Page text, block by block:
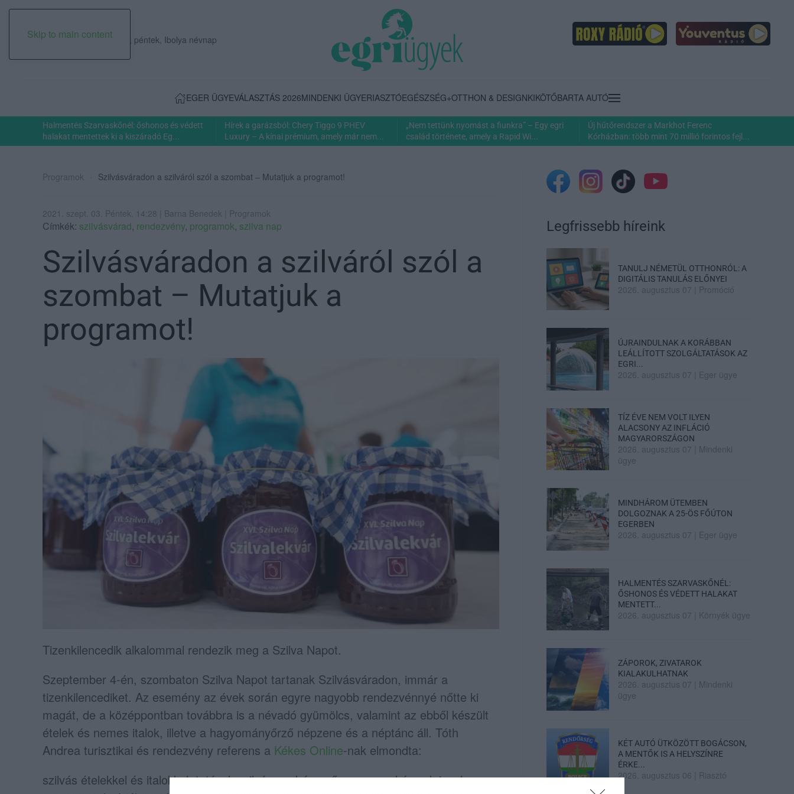
Skip to main content
2026. augusztus 07., péntek, Ibolya névnap
EGER ÜGYEVÁLASZTÁS 2026MINDENKI ÜGYERIASZTÓEGÉSZSÉG+OTTHON & DESIGNKIKÖTŐBARTA AUTÓ
Halmentés Szarvaskőnél: őshonos és védett
halakat mentettek ki a kiszáradó Eg...
Hírek a garázsból: Chery Tiggo 9 PHEV
Luxury – A kínai prémium, amely már nem...
„Nem tettünk nyomást a fiunkra” – Egy egri
család története, amely a Rapid Wi...
Új hűtőrendszer a Markhot Ferenc
Kórházban: több mint 70 millió forintos fejl...
Programok Szilvásváradon a szilváról szól a szombat – Mutatjuk a programot!
2021. szept. 03. Péntek, 14:28 | Barna Benedek | Programok
Címkék: szilvásvárad, rendezvény, programok, szilva nap
Szilvásváradon a szilváról szól a
szombat – Mutatjuk a
programot!
Tizenkilencedik alkalommal rendezik meg a Szilva Napot.
Szeptember 4-én, szombaton Szilva Napot tartanak Szilvásváradon, immár a
tizenkilencediket. Az esemény az évek során egyre nagyobb rendezvénnyé nőtte ki
magát, de a középpontban továbbra is a névadó gyümölcs, valamint az ebből készült
ételek és nemes italok, illetve a hagyományőrző népzene és a néptánc áll. Tóth
Andrea turisztikai és rendezvény referens a Kékes Online-nak elmondta:
szilvás ételekkel és italokkal, totóval, szilvásgombóc-evő versennyel és sok izgalmas
Legfrissebb híreink
TANULJ NÉMETÜL OTTHONRÓL: A
DIGITÁLIS TANULÁS ELŐNYEI
2026. augusztus 07 Promóció
ÚJRAINDULNAK A KORÁBBAN
LEÁLLÍTOTT SZOLGÁLTATÁSOK AZ
EGRI...
2026. augusztus 07 Eger ügye
TÍZ ÉVE NEM VOLT ILYEN
ALACSONY AZ INFLÁCIÓ
MAGYARORSZÁGON
2026. augusztus 07
Mindenki
ügye
MINDHÁROM ÜTEMBEN
DOLGOZNAK A 25-ÖS FŐÚTON
EGERBEN
2026. augusztus 07 Eger ügye
HALMENTÉS SZARVASKŐNÉL:
ŐSHONOS ÉS VÉDETT HALAKAT
MENTETT...
2026. augusztus 07 Környék ügye
ZÁPOROK, ZIVATAROK
KIALAKULHATNAK
2026. augusztus 07
Mindenki
ügye
KÉT AUTÓ ÜTKÖZÖTT BOGÁCSON,
A MENTŐK IS A HELYSZÍNRE
ÉRKE...
2026. augusztus 06 Riasztó